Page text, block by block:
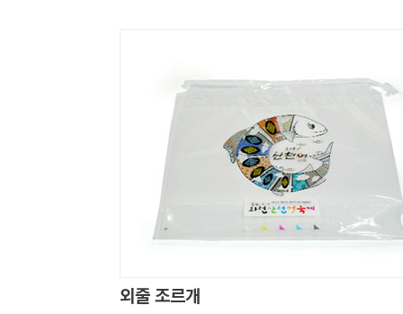
외줄 조르개